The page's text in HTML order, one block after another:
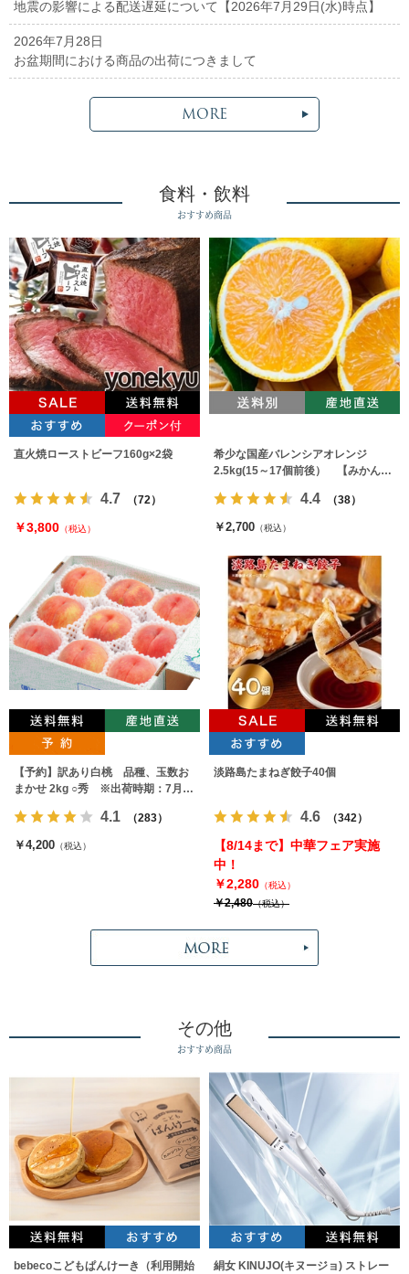
地震の影響による配送遅延について【2026年7月29日(水)時点】
2026年7月28日
お盆期間における商品の出荷につきまして
MORE
食料・飲料
おすすめ商品
直火焼ローストビーフ160g×2袋
4.7 （72）
￥3,800 （税込）
希少な国産バレンシアオレンジ
2.5kg(15～17個前後） 【みかんの
4.4 （38）
￥2,700 （税込）
【予約】訳あり白桃 品種、玉数お
まかせ 2kg ○秀 ※出荷時期：7月下
4.1 （283）
￥4,200 （税込）
淡路島たまねぎ餃子40個
4.6 （342）
【8/14まで】中華フェア実施
中！
￥2,280 （税込）
￥2,480（税込）
その他
おすすめ商品
bebecoこどもぱんけーき（利用開始
絹女 KINUJO(キヌージョ) ストレー